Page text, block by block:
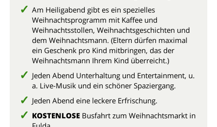
Am Heiligabend gibt es ein spezielles
Weihnachtsprogramm mit Kaffee und
Weihnachtsstollen, Weihnachtsgeschichten und
dem Weihnachtsmann. (Eltern dürfen maximal
ein Geschenk pro Kind mitbringen, das der
Weihnachtsmann Ihrem Kind überreicht.)
Jeden Abend Unterhaltung und Entertainment, u.
a. Live-Musik und ein schöner Spaziergang.
Jeden Abend eine leckere Erfrischung.
KOSTENLOSE Busfahrt zum Weihnachtsmarkt in